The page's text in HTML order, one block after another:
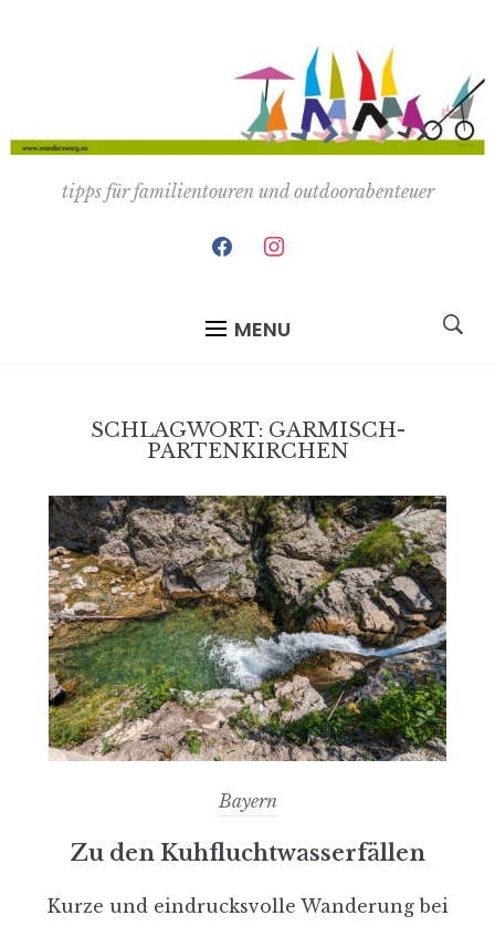
tipps für familientouren und outdoorabenteuer
facebookinstagram
MENU
SCHLAGWORT: GARMISCH-
PARTENKIRCHEN
Bayern
Zu den Kuhfluchtwasserfällen
Kurze und eindrucksvolle Wanderung bei